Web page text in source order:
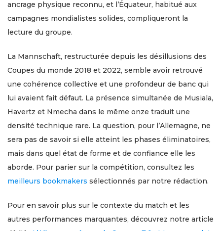
ancrage physique reconnu, et l’Équateur, habitué aux
campagnes mondialistes solides, compliqueront la
lecture du groupe.
La Mannschaft, restructurée depuis les désillusions des
Coupes du monde 2018 et 2022, semble avoir retrouvé
une cohérence collective et une profondeur de banc qui
lui avaient fait défaut. La présence simultanée de Musiala,
Havertz et Nmecha dans le même onze traduit une
densité technique rare. La question, pour l’Allemagne, ne
sera pas de savoir si elle atteint les phases éliminatoires,
mais dans quel état de forme et de confiance elle les
aborde. Pour parier sur la compétition, consultez les
meilleurs bookmakers sélectionnés par notre rédaction.
Pour en savoir plus sur le contexte du match et les
autres performances marquantes, découvrez notre article